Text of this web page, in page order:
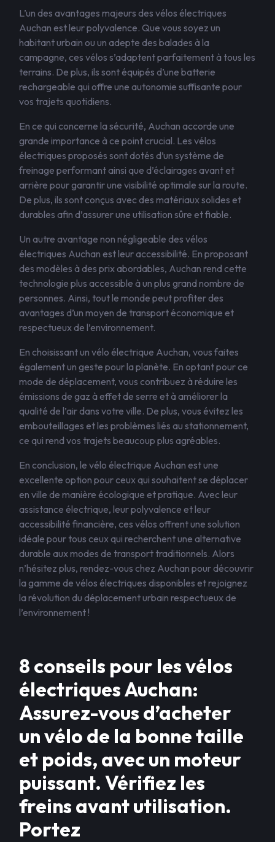
L’un des avantages majeurs des vélos électriques
Auchan est leur polyvalence. Que vous soyez un
habitant urbain ou un adepte des balades à la
campagne, ces vélos s’adaptent parfaitement à tous les
terrains. De plus, ils sont équipés d’une batterie
rechargeable qui offre une autonomie suffisante pour
vos trajets quotidiens.
En ce qui concerne la sécurité, Auchan accorde une
grande importance à ce point crucial. Les vélos
électriques proposés sont dotés d’un système de
freinage performant ainsi que d’éclairages avant et
arrière pour garantir une visibilité optimale sur la route.
De plus, ils sont conçus avec des matériaux solides et
durables afin d’assurer une utilisation sûre et fiable.
Un autre avantage non négligeable des vélos
électriques Auchan est leur accessibilité. En proposant
des modèles à des prix abordables, Auchan rend cette
technologie plus accessible à un plus grand nombre de
personnes. Ainsi, tout le monde peut profiter des
avantages d’un moyen de transport économique et
respectueux de l’environnement.
En choisissant un vélo électrique Auchan, vous faites
également un geste pour la planète. En optant pour ce
mode de déplacement, vous contribuez à réduire les
émissions de gaz à effet de serre et à améliorer la
qualité de l’air dans votre ville. De plus, vous évitez les
embouteillages et les problèmes liés au stationnement,
ce qui rend vos trajets beaucoup plus agréables.
En conclusion, le vélo électrique Auchan est une
excellente option pour ceux qui souhaitent se déplacer
en ville de manière écologique et pratique. Avec leur
assistance électrique, leur polyvalence et leur
accessibilité financière, ces vélos offrent une solution
idéale pour tous ceux qui recherchent une alternative
durable aux modes de transport traditionnels. Alors
n’hésitez plus, rendez-vous chez Auchan pour découvrir
la gamme de vélos électriques disponibles et rejoignez
la révolution du déplacement urbain respectueux de
l’environnement !
8 conseils pour les vélos
électriques Auchan:
Assurez-vous d’acheter
un vélo de la bonne taille
et poids, avec un moteur
puissant. Vérifiez les
freins avant utilisation.
Portez